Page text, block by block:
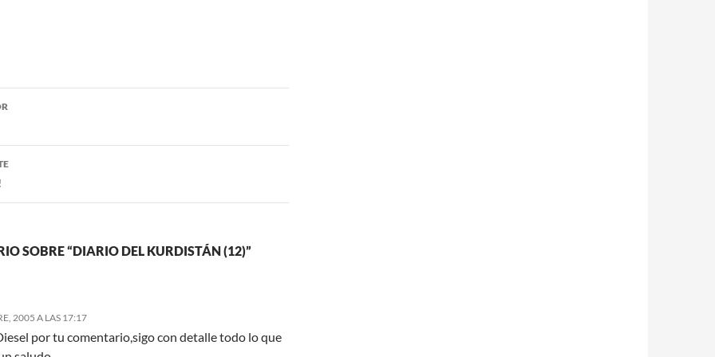
SOBRE “DIARIO DEL KURDISTÁN (12)”
2005 A LAS 17:17
por tu comentario,sigo con detalle todo lo que